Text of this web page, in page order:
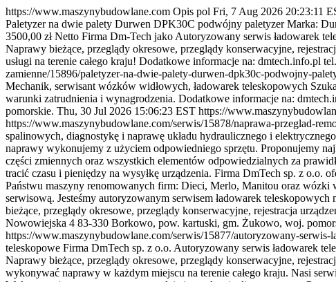
https://www.maszynybudowlane.com Opis pol Fri, 7 Aug 2026 20:23:11
Paletyzer na dwie palety Durwen DPK30C podwójny paletyzer Marka:
3500,00 zł Netto Firma Dm-Tech jako Autoryzowany serwis ładowarek
Naprawy bieżące, przeglądy okresowe, przeglądy konserwacyjne,
usługi na terenie całego kraju! Dodatkowe informacje na: dmtech.info.pl
zamienne/15896/paletyzer-na-dwie-palety-durwen-dpk30c-podwojny-
Mechanik, serwisant wózków widłowych, ładowarek teleskopowych
warunki zatrudnienia i wynagrodzenia. Dodatkowe informacje na:
pomorskie. Thu, 30 Jul 2026 15:06:23 EST https://
https://www.maszynybudowlane.com/serwis/15878/naprawa-przeglad-
spalinowych, diagnostykę i naprawę układu hydraulicznego i
naprawy wykonujemy z użyciem odpowiedniego sprzętu. Proponujemy
części zmiennych oraz wszystkich elementów odpowiedzialnych za
tracić czasu i pieniędzy na wysyłkę urządzenia. Firma DmTech sp. z o.o.
Państwu maszyny renomowanych firm: Dieci, Merlo, Manitou oraz wózki
serwisową. Jesteśmy autoryzowanym serwisem ładowarek
bieżące, przeglądy okresowe, przeglądy konserwacyjne, rejestracja
Nowowiejska 4 83-330 Borkowo, pow. kartuski, gm. Żukowo, woj.
https://www.maszynybudowlane.com/serwis/15877/autoryzowany-
teleskopowe Firma DmTech sp. z o.o. Autoryzowany serwis ładowarek
Naprawy bieżące, przeglądy okresowe, przeglądy konserwacyjne,
wykonywać naprawy w każdym miejscu na terenie całego kraju. Nasi